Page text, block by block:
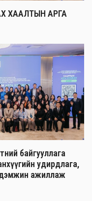
ХААЛТЫН АРГА
байгууллага
удирдлага,
дэмжин ажиллаж